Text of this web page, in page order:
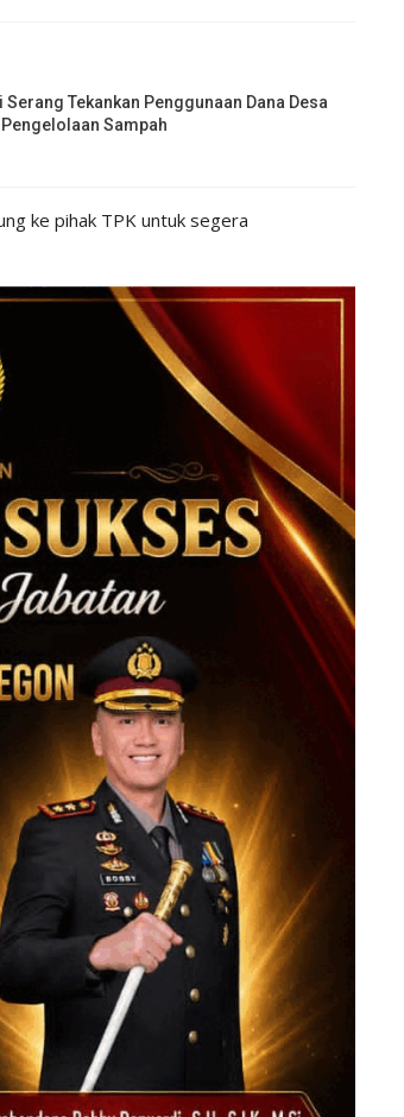
Serang Tekankan Penggunaan Dana Desa
Pengelolaan Sampah
ke pihak TPK untuk segera